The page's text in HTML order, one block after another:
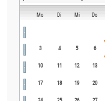
Mo Di Mi Do
3 4 5 6
10 11 12 13
17 18 19 20